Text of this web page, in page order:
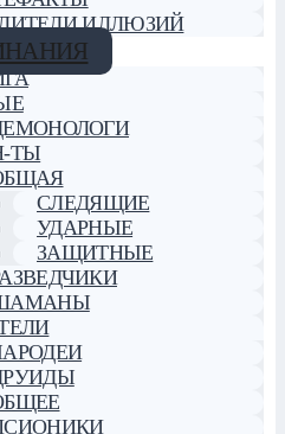
ИЛЛЮЗИЙ
ТЫ
СЛЕДЯЩИЕ
УДАРНЫЕ
ЗАЩИТНЫЕ